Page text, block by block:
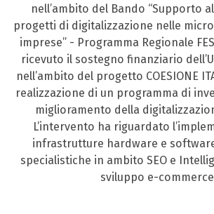
nell’ambito del Bando “Supporto
progetti di digitalizzazione nelle
imprese” - Programma Regionale
ricevuto il sostegno finanziario
nell’ambito del progetto COESIONE
realizzazione di un programma di
miglioramento della
L’intervento ha riguardato
infrastrutture hardware e
specialistiche in ambito SEO e
sviluppo e-commerce